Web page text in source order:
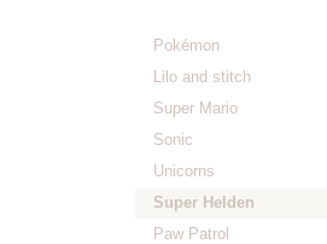
Pokémon
Lilo and stitch
Super Mario
Sonic
Unicorns
Super Helden
Paw Patrol